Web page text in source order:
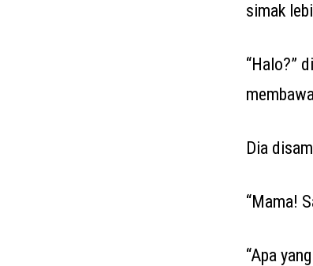
simak
“Halo?”
Dia
“Mama!
“Apa